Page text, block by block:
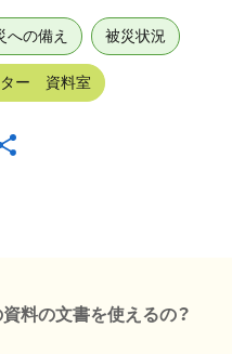
への備え 被災状況
ター 資料室
料の文書を使えるの？